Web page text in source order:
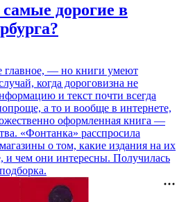
дорогие в
главное, — но книги умеют
когда дороговизна не
и текст почти всегда
а то и вообще в интернете,
оформленная книга —
«Фонтанка» расспросила
о том, какие издания на их
и чем они интересны. Получилась